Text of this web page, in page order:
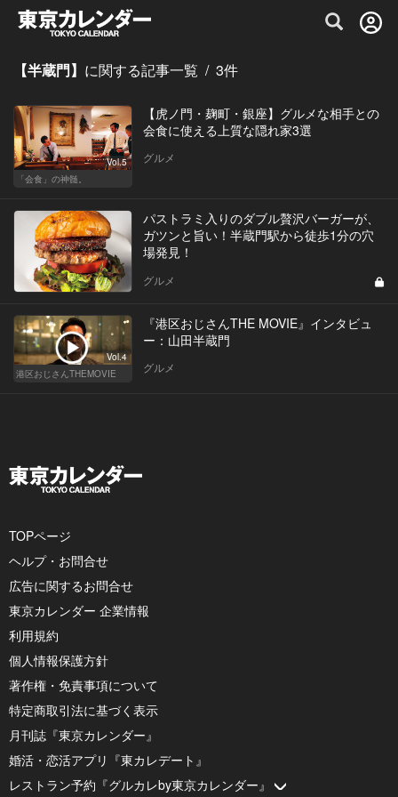
グルメ情報・プレミアムレストラン予約
【半蔵門】 に関する記事一覧 / 3件
Vol.5
「会食」の神髄。
【虎ノ門・麹町・銀座】グルメな相手との
会食に使える上質な隠れ家3選
グルメ
パストラミ入りのダブル贅沢バーガーが、
ガツンと旨い！半蔵門駅から徒歩1分の穴
場発見！
グルメ
Vol.4
港区おじさんTHEMOVIE
『港区おじさんTHE MOVIE』インタビュ
ー：山田半蔵門
グルメ
TOPページ
ヘルプ・お問合せ
広告に関するお問合せ
東京カレンダー 企業情報
利用規約
個人情報保護方針
著作権・免責事項について
特定商取引法に基づく表示
月刊誌『東京カレンダー』
婚活・恋活アプリ『東カレデート』
レストラン予約『グルカレby東京カレンダー』